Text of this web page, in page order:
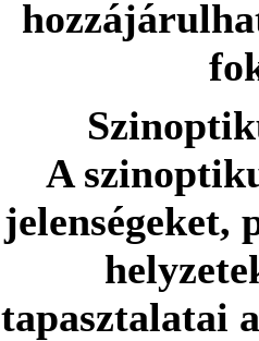
A
jelenségeket,
tapasztalatai